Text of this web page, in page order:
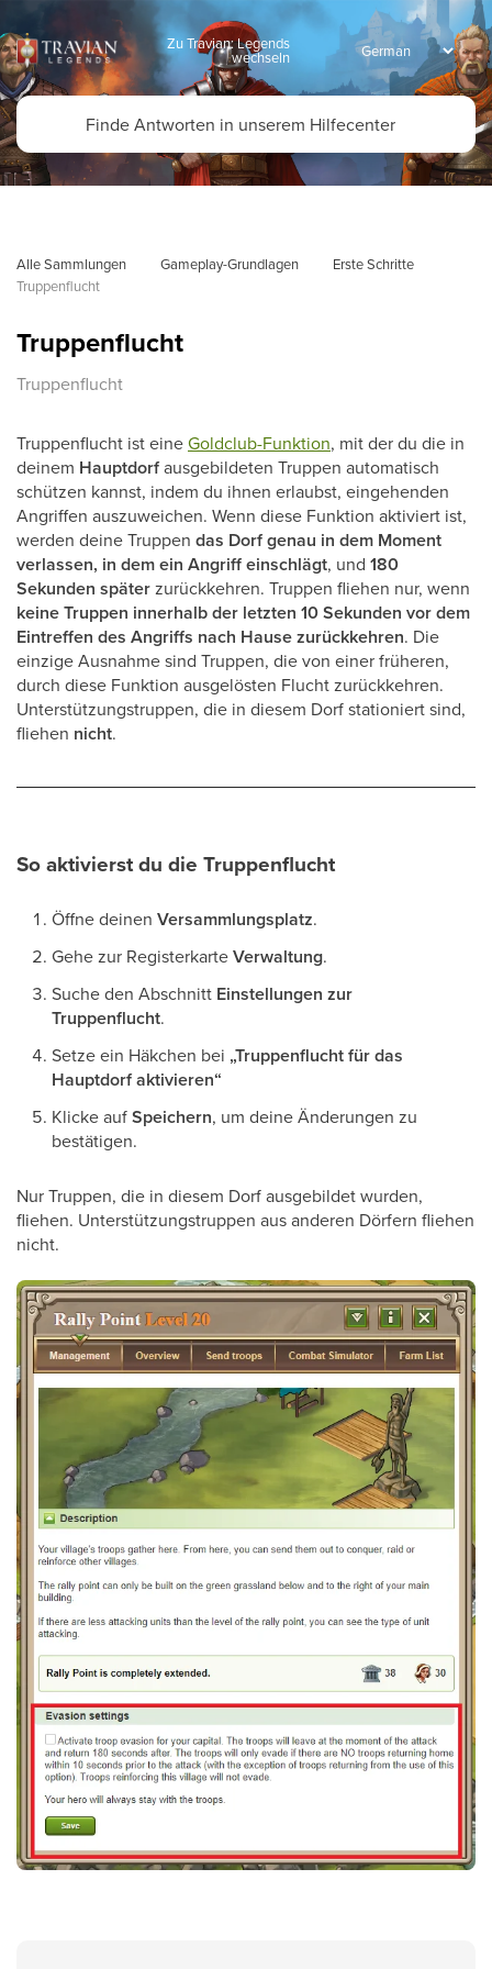
Zu Travian: Legends
wechseln
Alle Sammlungen Gameplay-Grundlagen
Erste Schritte
Truppenflucht
Truppenflucht
Truppenflucht
Truppenflucht ist eineGoldclub-Funktion, mit der du die in
deinem Hauptdorfausgebildeten Truppen automatisch
schützen kannst, indem du ihnen erlaubst, eingehenden
Angriffen auszuweichen. Wenn diese Funktion aktiviert ist,
werden deine Truppen das Dorf genau in dem Moment
verlassen, in dem ein Angriff einschlägt, und 180
Sekunden späterzurückkehren. Truppen fliehen nur, wenn
keine Truppen innerhalb der letzten 10 Sekunden vor dem
Eintreffen des Angriffs nach Hause zurückkehren. Die
einzige Ausnahme sind Truppen, die von einer früheren,
durch diese Funktion ausgelösten Flucht zurückkehren.
Unterstützungstruppen, die in diesem Dorf stationiert sind,
fliehen nicht.
So aktivierst du die Truppenflucht
Öffne deinen Versammlungsplatz.
Gehe zur RegisterkarteVerwaltung.
Suche den Abschnitt Einstellungen zur
Truppenflucht.
Setze ein Häkchen bei „Truppenflucht für das
Hauptdorf aktivieren“
Klicke aufSpeichern, um deine Änderungen zu
bestätigen.
Nur Truppen, die in diesem Dorf ausgebildet wurden,
fliehen. Unterstützungstruppen aus anderen Dörfern fliehen
nicht.